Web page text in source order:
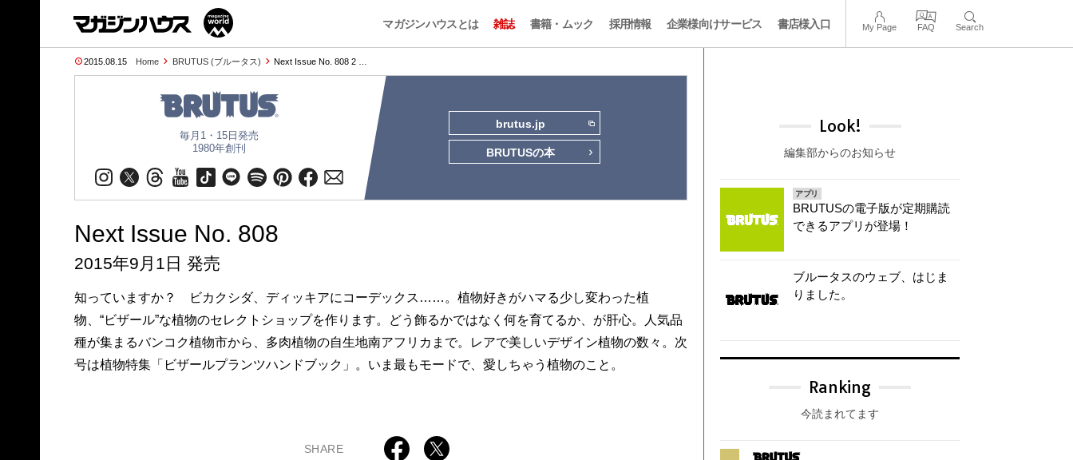
マガジンハウスとは 雑誌 書籍・ムック 採用情報 企業様向けサービス 書店様入口 My Page FAQ Search
2015.08.15 Home BRUTUS (ブルータス) Next Issue No. 808 2 …
毎月1・15日発売
1980年創刊
brutus.jp
BRUTUSの本
Next Issue No. 808
2015年9月1日 発売
知っていますか？ ビカクシダ、ディッキアにコーデックス……。植物好きがハマる少し変わった植
物、“ビザール”な植物のセレクトショップを作ります。どう飾るかではなく何を育てるか、が肝心。人気品
種が集まるバンコク植物市から、多肉植物の自生地南アフリカまで。レアで美しいデザイン植物の数々。次
号は植物特集「ビザールプランツハンドブック」。いま最もモードで、愛しちゃう植物のこと。
SHARE
Look!
編集部からのお知らせ
アプリ
BRUTUSの電子版が定期購読
できるアプリが登場！
ブルータスのウェブ、はじま
りました。
Ranking
今読まれてます